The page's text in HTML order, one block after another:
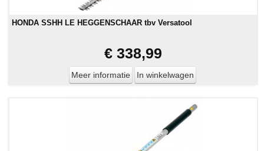
HONDA SSHH LE HEGGENSCHAAR tbv Versatool
€ 338,99
Meer informatie In winkelwagen